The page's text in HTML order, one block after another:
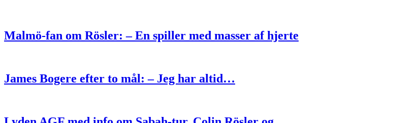
Malmö-fan om Rösler: – En spiller med masser af hjerte
James Bogere efter to mål: – Jeg har altid…